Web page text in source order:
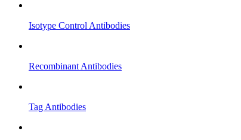
Isotype Control Antibodies
Recombinant Antibodies
Tag Antibodies